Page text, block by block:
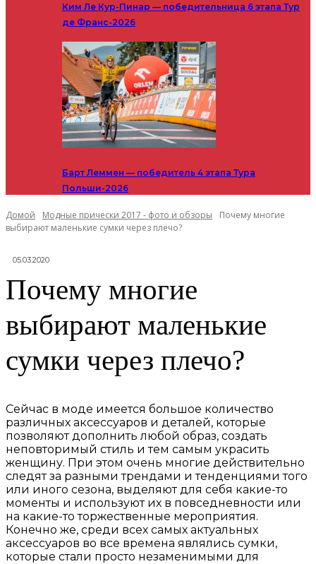
Ким Ле Кур-Пинар — победительница 6 этапа Тур
де Франс-2026
Барт Леммен — победитель 4 этапа Тура
Польши-2026
Домой Модные прически 2017 - фото и обзоры
Почему многие
выбирают маленькие сумки через плечо?
05.03.2020
Почему многие
выбирают маленькие
сумки через плечо?
Сейчас в моде имеется большое количество
различных аксессуаров и деталей, которые
позволяют дополнить любой образ, создать
неповторимый стиль и тем самым украсить
женщину. При этом очень многие действительно
следят за разными трендами и тенденциями того
или иного сезона, выделяют для себя какие-то
моменты и используют их в повседневности или
на какие-то торжественные мероприятия.
Конечно же, среди всех самых актуальных
аксессуаров во все времена являлись сумки,
которые стали просто незаменимыми для